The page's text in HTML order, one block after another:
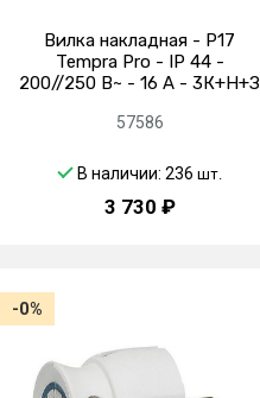
Вилка накладная - P17
Tempra Pro - IP 44 -
200//250 В~ - 16 A - 3К+Н+З
57586
В наличии: 236 шт.
3 730 ₽
-0%